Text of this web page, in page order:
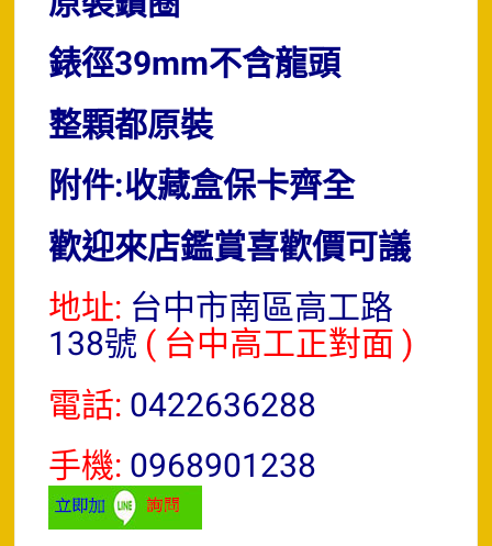
錶徑39mm不含龍頭
整顆都原裝
附件:收藏盒保卡齊全
歡迎來店鑑賞喜歡價可議
地址: 台中市南區高工路
138號 ( 台中高工正對面 )
電話: 0422636288
手機: 0968901238